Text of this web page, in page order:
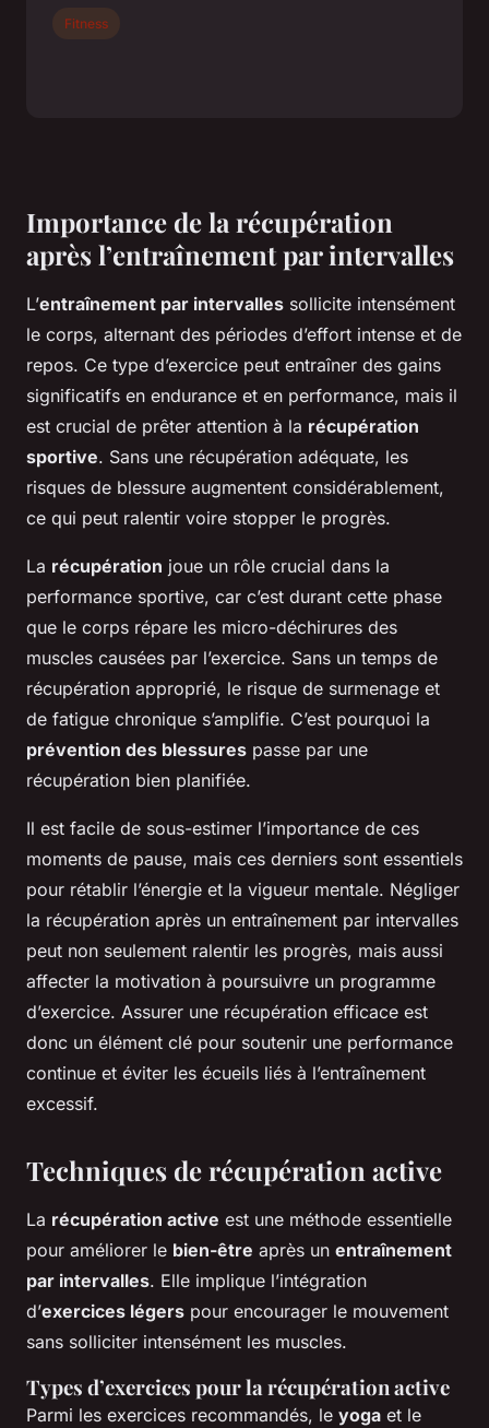
Importance de la récupération
après l’entraînement par intervalles
L’entraînement par intervalles sollicite intensément
le corps, alternant des périodes d’effort intense et de
repos. Ce type d’exercice peut entraîner des gains
significatifs en endurance et en performance, mais il
est crucial de prêter attention à la récupération
sportive. Sans une récupération adéquate, les
risques de blessure augmentent considérablement,
ce qui peut ralentir voire stopper le progrès.
La récupération joue un rôle crucial dans la
performance sportive, car c’est durant cette phase
que le corps répare les micro-déchirures des
muscles causées par l’exercice. Sans un temps de
récupération approprié, le risque de surmenage et
de fatigue chronique s’amplifie. C’est pourquoi la
prévention des blessures passe par une
récupération bien planifiée.
Il est facile de sous-estimer l’importance de ces
moments de pause, mais ces derniers sont essentiels
pour rétablir l’énergie et la vigueur mentale. Négliger
la récupération après un entraînement par intervalles
peut non seulement ralentir les progrès, mais aussi
affecter la motivation à poursuivre un programme
d’exercice. Assurer une récupération efficace est
donc un élément clé pour soutenir une performance
continue et éviter les écueils liés à l’entraînement
excessif.
Techniques de récupération active
La récupération active est une méthode essentielle
pour améliorer le bien-être après un entraînement
par intervalles. Elle implique l’intégration
d’exercices légers pour encourager le mouvement
sans solliciter intensément les muscles.
Types d’exercices pour la récupération active
Parmi les exercices recommandés, le yoga et le
Fitness